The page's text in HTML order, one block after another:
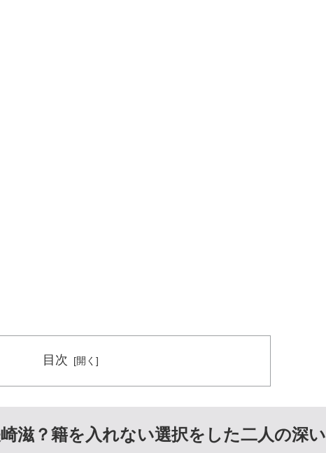
目次
滋？籍を入れない選択をした二人の深い